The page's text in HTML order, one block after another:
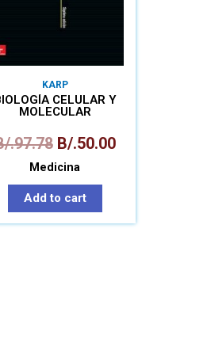
KARP
CELULAR Y
MOLECULAR
.97.78 B/.50.00
Medicina
Add to cart